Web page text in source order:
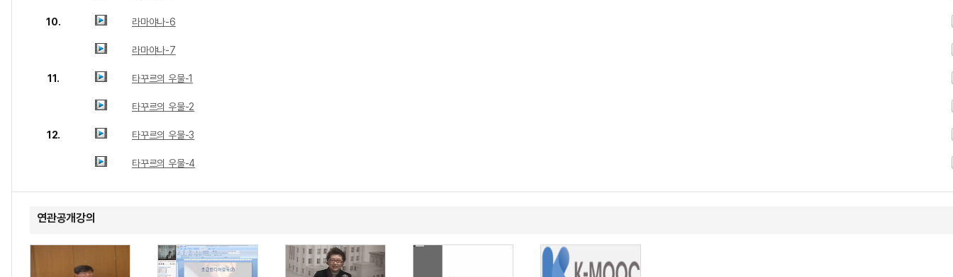
10. 라마야나-6
라마야나-7
11. 타꾸르의 우물-1
타꾸르의 우물-2
12. 타꾸르의 우물-3
타꾸르의 우물-4
연관공개강의